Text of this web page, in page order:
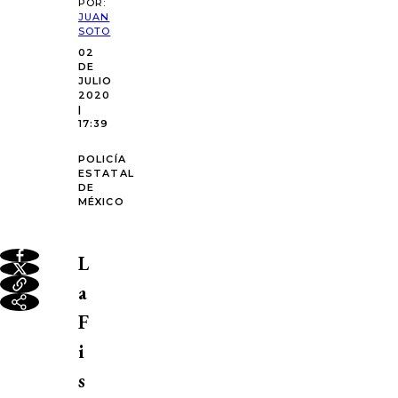
POR:
JUAN
SOTO
02
DE
JULIO
2020
|
17:39
POLICÍA
ESTATAL
DE
MÉXICO
L
a
F
i
s